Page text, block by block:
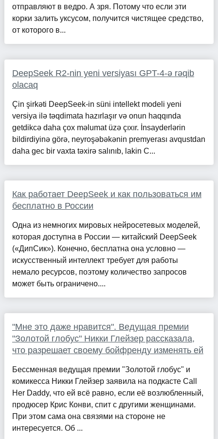
отправляют в ведро. А зря. Потому что если эти
корки залить уксусом, получится чистящее средство,
от которого в...
DeepSeek R2-nin yeni versiyası GPT-4-ə rəqib
olacaq
Çin şirkəti DeepSeek-in süni intellekt modeli yeni
versiya ilə təqdimata hazırlaşır və onun haqqında
getdikcə daha çox məlumat üzə çıxır. İnsayderlərin
bildirdiyinə görə, neyroşəbəkənin premyerası avqustdan
daha gec bir vaxta təxirə salınıb, lakin C...
Как работает DeepSeek и как пользоваться им
бесплатно в России
Одна из немногих мировых нейросетевых моделей,
которая доступна в России — китайский DeepSeek
(«ДипСик»). Конечно, бесплатна она условно —
искусственный интеллект требует для работы
немало ресурсов, поэтому количество запросов
может быть ограничено....
"Мне это даже нравится". Ведущая премии
"Золотой глобус" Никки Глейзер рассказала,
что разрешает своему бойфренду изменять ей
Бессменная ведущая премии "Золотой глобус" и
комикесса Никки Глейзер заявила на подкасте Call
Her Daddy, что ей всё равно, если её возлюбленный,
продюсер Крис Конви, спит с другими женщинами.
При этом сама она связями на стороне не
интересуется. Об ...